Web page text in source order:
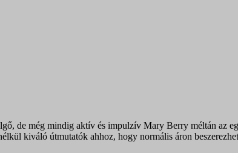
de még mindig aktív és impulzív Mary Berry méltán az
kiváló útmutatók ahhoz, hogy normális áron